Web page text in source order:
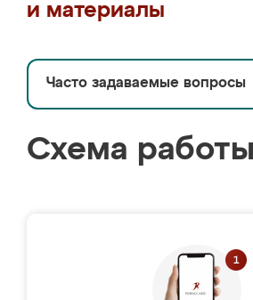
и материалы
Часто задаваемые вопросы
Схема работы